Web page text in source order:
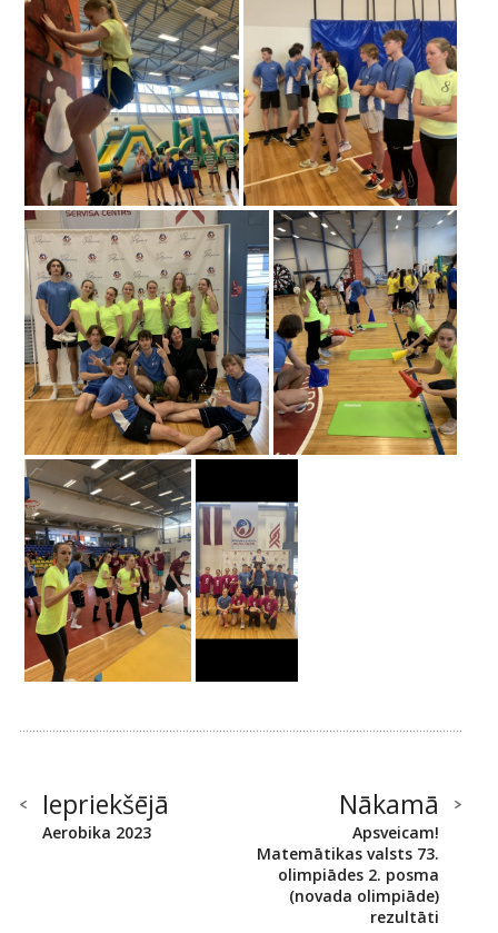
Iepriekšējā
Aerobika 2023
Nākamā
Apsveicam!
Matemātikas valsts 73.
olimpiādes 2. posma
(novada olimpiāde)
rezultāti